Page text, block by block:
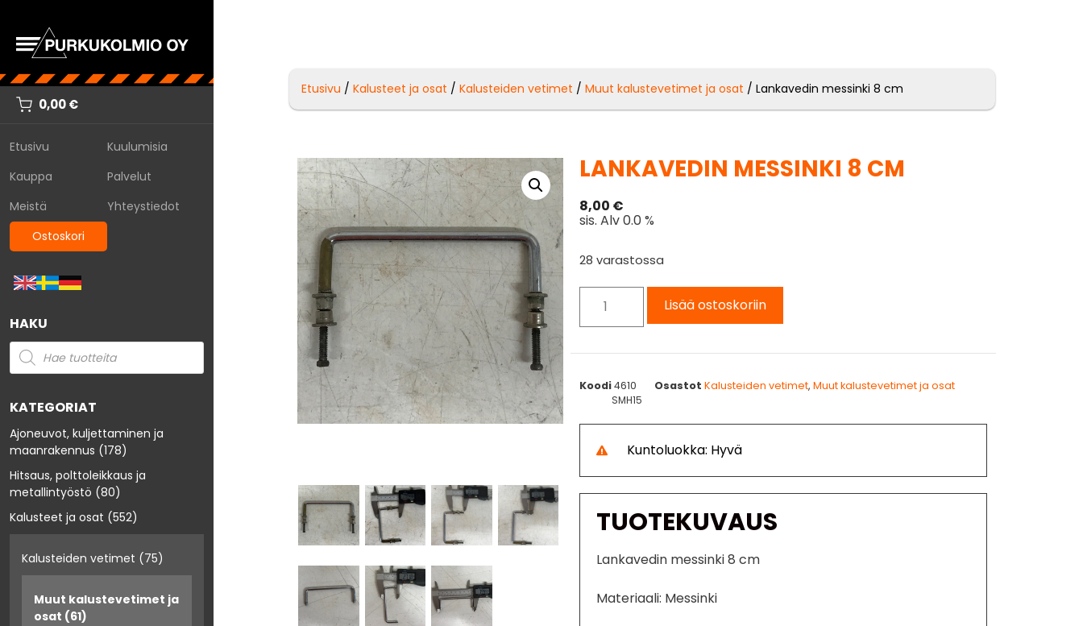
0,00€
Etusivu
Kuulumisia
Kauppa
Palvelut
Meistä
Yhteystiedot
Ostoskori
HAKU
KATEGORIAT
Ajoneuvot, kuljettaminen ja
maanrakennus (178)
Hitsaus, polttoleikkaus ja
metallintyöstö (80)
Kalusteet ja osat (552)
Kalusteiden vetimet (75)
Muut kalustevetimet ja
osat (61)
Etusivu /Kalusteet ja osat /Kalusteiden vetimet /Muut kalustevetimet ja osat / Lankavedin messinki 8 cm
LANKAVEDIN MESSINKI 8 CM
8,00 €
sis. Alv 0.0 %
28 varastossa
Lisää ostoskoriin
Koodi4610 Osastot Kalusteiden vetimet,Muut kalustevetimet ja osat
SMH15
Kuntoluokka: Hyvä
TUOTEKUVAUS
Lankavedin messinki 8 cm
Materiaali: Messinki